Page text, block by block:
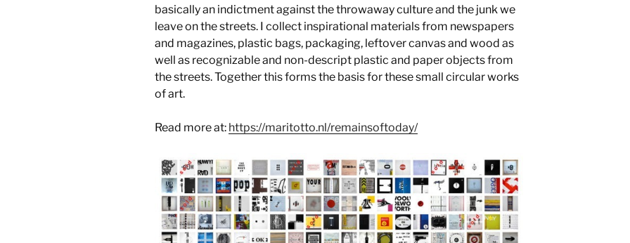
basically an indictment against the throwaway culture and the junk we
leave on the streets. I collect inspirational materials from newspapers
and magazines, plastic bags, packaging, leftover canvas and wood as
well as recognizable and non-descript plastic and paper objects from
the streets. Together this forms the basis for these small circular works
of art.
Read more at: https://maritotto.nl/remainsoftoday/